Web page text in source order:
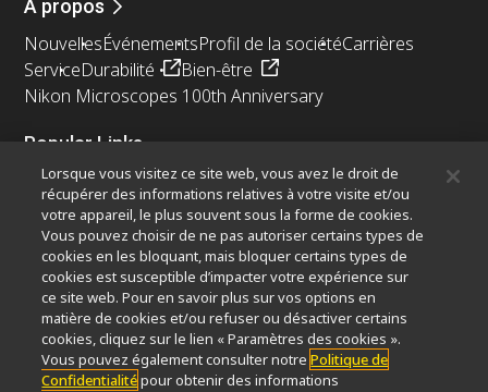
À propos
NouvellesÉvénementsProfil de la sociétéCarrières
ServiceDurabilité
Bien-être
Nikon Microscopes 100th Anniversary
Popular Links
Dernières nouvelles et actualitésSélecteur d’objectifs
Resolution CalculatorPubScopeOEM
Nikon Small World
MicroscopyU
Autres Produits Nikon
Produits d'imagerie
Microscopie industrielle et métrologie
Systèmes de lithographie à semi-conducteurs
Lorsque vous visitez ce site web, vous avez le droit de
récupérer des informations relatives à votre visite et/ou
votre appareil, le plus souvent sous la forme de cookies.
Vous pouvez choisir de ne pas autoriser certains types de
cookies en les bloquant, mais bloquer certains types de
cookies est susceptible d’impacter votre expérience sur
ce site web. Pour en savoir plus sur vos options en
matière de cookies et/ou refuser ou désactiver certains
cookies, cliquez sur le lien « Paramètres des cookies ».
Vous pouvez également consulter notrePolitique de
Confidentialitépour obtenir des informations